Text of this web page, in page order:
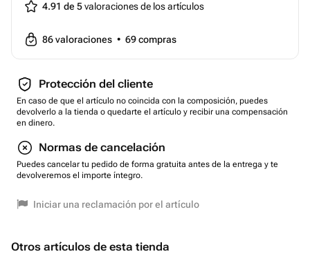
4.91 de 5valoraciones de los artículos
86valoraciones • 69compras
Protección del cliente
En caso de que el artículo no coincida con la composición, puedes
devolverlo a la tienda o quedarte el artículo y recibir una compensación
en dinero.
Normas de cancelación
Puedes cancelar tu pedido de forma gratuita antes de la entrega y te
devolveremos el importe íntegro.
Iniciar una reclamación por el artículo
Otros artículos de esta tienda